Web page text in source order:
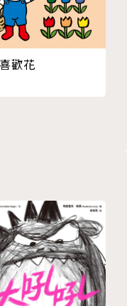
這種像魔法般的
。──《TBS新聞
動陳列在商業和實
的父母、祖父母，
多長者都表示：
「原來如此！」
吸引了年長者的目
材，更將這個「送
輩，讓這本書成為
新聞》
一個個簡單的步驟
歡花